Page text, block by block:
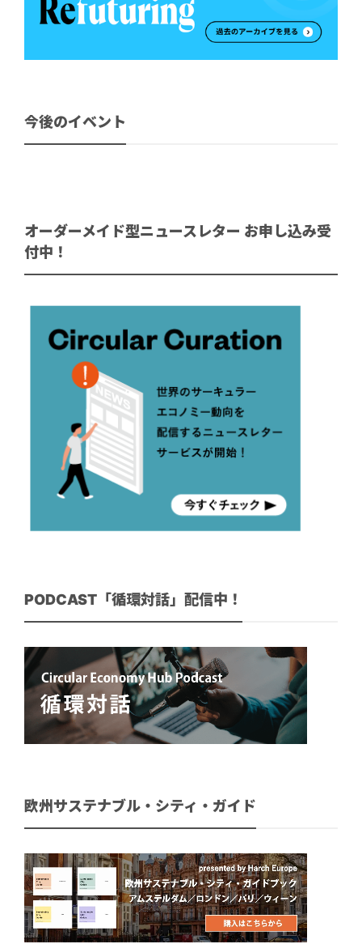
今後のイベント
オーダーメイド型ニュースレター お申し込み受
付中！
PODCAST「循環対話」配信中！
欧州サステナブル・シティ・ガイド